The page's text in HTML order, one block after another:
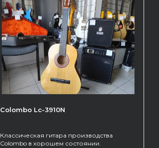
Colombo Lc-3910N
Классическая гитара производства
Colombo в хорошем состоянии.